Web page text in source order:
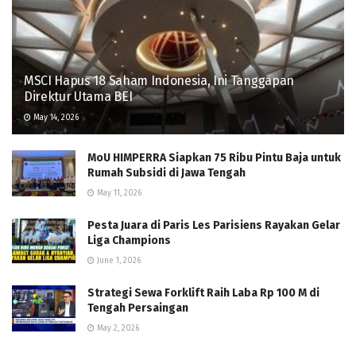
MSCI Hapus 18 Saham Indonesia, Ini Tanggapan
Direktur Utama BEI
May 14, 2026
MoU HIMPERRA Siapkan 75 Ribu Pintu Baja untuk
Rumah Subsidi di Jawa Tengah
May 11, 2026
Pesta Juara di Paris Les Parisiens Rayakan Gelar
Liga Champions
June 1, 2026
Strategi Sewa Forklift Raih Laba Rp 100 M di
Tengah Persaingan
May 2, 2026